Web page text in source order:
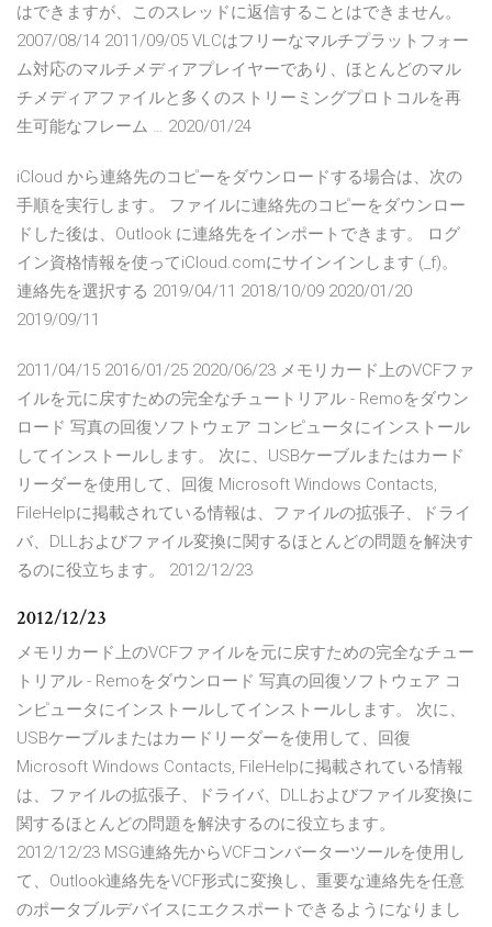
はできますが、このスレッドに返信することはできません。
2007/08/14 2011/09/05 VLCはフリーなマルチプラットフォー
ム対応のマルチメディアプレイヤーであり、ほとんどのマル
チメディアファイルと多くのストリーミングプロトコルを再
生可能なフレーム … 2020/01/24
iCloud から連絡先のコピーをダウンロードする場合は、次の
手順を実行します。 ファイルに連絡先のコピーをダウンロー
ドした後は、Outlook に連絡先をインポートできます。 ログ
イン資格情報を使ってiCloud.comにサインインします (_f)。
連絡先を選択する 2019/04/11 2018/10/09 2020/01/20
2019/09/11
2011/04/15 2016/01/25 2020/06/23 メモリカード上のVCFファ
イルを元に戻すための完全なチュートリアル - Remoをダウン
ロード 写真の回復ソフトウェア コンピュータにインストール
してインストールします。 次に、USBケーブルまたはカード
リーダーを使用して、回復 Microsoft Windows Contacts,
FileHelpに掲載されている情報は、ファイルの拡張子、ドライ
バ、DLLおよびファイル変換に関するほとんどの問題を解決す
るのに役立ちます。 2012/12/23
2012/12/23
メモリカード上のVCFファイルを元に戻すための完全なチュー
トリアル - Remoをダウンロード 写真の回復ソフトウェア コ
ンピュータにインストールしてインストールします。 次に、
USBケーブルまたはカードリーダーを使用して、回復
Microsoft Windows Contacts, FileHelpに掲載されている情報
は、ファイルの拡張子、ドライバ、DLLおよびファイル変換に
関するほとんどの問題を解決するのに役立ちます。
2012/12/23 MSG連絡先からVCFコンバーターツールを使用し
て、Outlook連絡先をVCF形式に変換し、重要な連絡先を任意
のポータブルデバイスにエクスポートできるようになりまし